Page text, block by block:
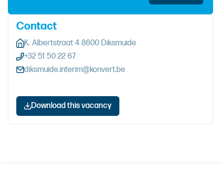
Contact
K. Albertstraat 4 8600 Diksmuide
+32 51 50 22 67
diksmuide.interim@konvert.be
Download this vacancy